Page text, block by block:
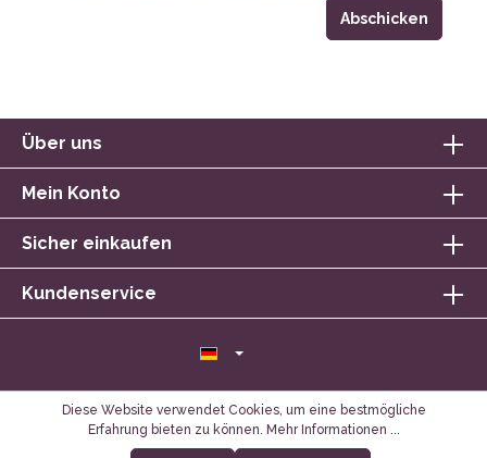
Abschicken
Über uns
Mein Konto
Sicher einkaufen
Kundenservice
Diese Website verwendet Cookies, um eine bestmögliche
Erfahrung bieten zu können. Mehr Informationen ...